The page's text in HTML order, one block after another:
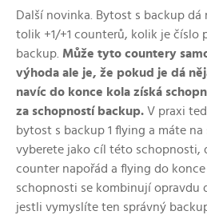
Další novinka. Bytost s backup dá
tolik +1/+1 counterů, kolik je číslo
backup. Může tyto countery
výhoda ale je, že pokud je dá
navíc do konce kola získá
za schopností backup. V praxi
bytost s backup 1 flying a máte
vyberete jako cíl této schopnosti,
counter napořád a flying do
schopnosti se kombinují opravdu
jestli vymyslíte ten správný